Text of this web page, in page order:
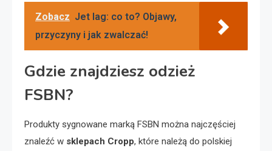
Zobacz Jet lag: co to? Objawy,
przyczyny i jak zwalczać!
Gdzie znajdziesz odzież
FSBN?
Produkty sygnowane marką FSBN można najczęściej
znaleźć w sklepach Cropp, które należą do polskiej